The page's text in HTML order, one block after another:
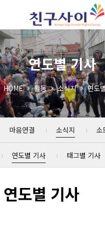
연도별 기사
HOME 활동 소식지 연도
마음연결 소식지 소
연도별 기사 태그별 기사
도별 기사